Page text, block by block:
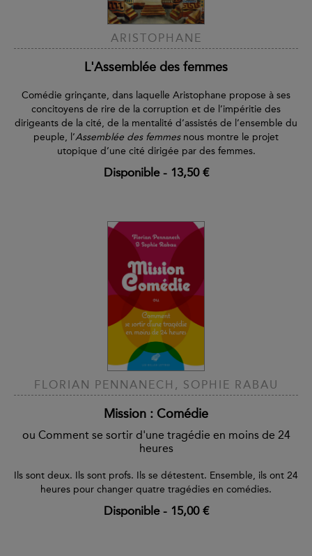
ARISTOPHANE
L'Assemblée des femmes
Comédie grinçante, dans laquelle Aristophane propose à ses
concitoyens de rire de la corruption et de l’impéritie des
dirigeants de la cité, de la mentalité d’assistés de l’ensemble du
peuple, l’Assemblée des femmesnous montre le projet
utopique d’une cité dirigée par des femmes.
Disponible- 13,50 €
FLORIAN PENNANECH, SOPHIE RABAU
Mission : Comédie
ou Comment se sortir d'une tragédie en moins de 24
heures
Ils sont deux. Ils sont profs. Ils se détestent. Ensemble, ils ont 24
heures pour changer quatre tragédies en comédies.
Disponible- 15,00 €